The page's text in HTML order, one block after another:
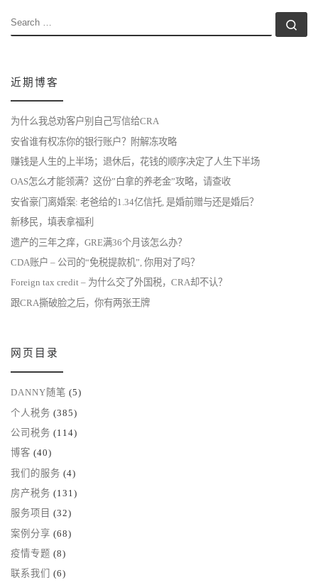
SEARCH
近期博客
为什么我总劝客户别自己写信给CRA
安省谁有权冻你的银行账户？附解冻攻略
赚钱是人生的上半场；退休后，花钱的顺序决定了人生下半场
OAS怎么才能领满？这份”白拿的养老金”攻略，请查收
安省豪门离婚案: 老爸给的1.34亿信托, 是婚前赠与还是婚后？
新移民，填表拿福利
遗产的三年之痒，GRE满36个月该怎么办？
CDA账户 – 公司的“免税提款机”, 你用对了吗？
Foreign tax credit – 为什么交了外国税，CRA却不认？
跟CRA撕破脸之后，你有两张王牌
网页目录
DANNY随笔 (5)
个人税务 (385)
公司税务 (114)
博客 (40)
我们的服务 (4)
房产税务 (131)
服务项目 (32)
案例分享 (68)
疫情专题 (8)
联系我们
(6)